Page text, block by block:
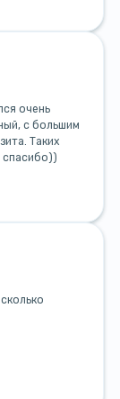
очень
с большим
Таких
спасибо))